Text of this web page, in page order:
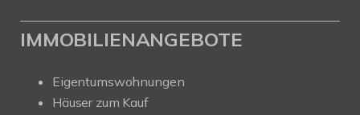
IMMOBILIENANGEBOTE
Eigentumswohnungen
Häuser zum Kauf